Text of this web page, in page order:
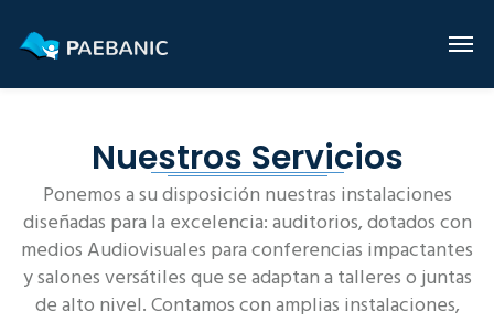
Nuestros Servicios
Ponemos a su disposición nuestras instalaciones
diseñadas para la excelencia: auditorios, dotados con
medios Audiovisuales para conferencias impactantes
y salones versátiles que se adaptan a talleres o juntas
de alto nivel. Contamos con amplias instalaciones,